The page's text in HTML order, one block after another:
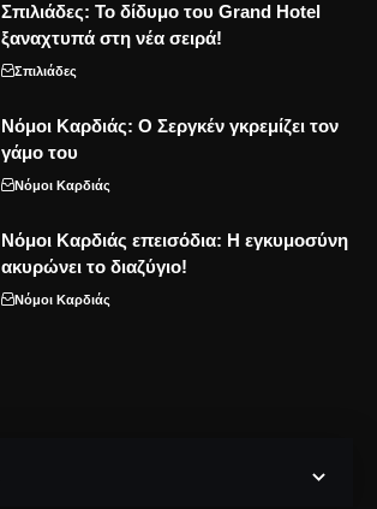
Σπιλιάδες: Το δίδυμο του Grand Hotel
ξαναχτυπά στη νέα σειρά!
Σπιλιάδες
Νόμοι Καρδιάς: Ο Σεργκέν γκρεμίζει τον
γάμο του
Νόμοι Καρδιάς
Νόμοι Καρδιάς επεισόδια: Η εγκυμοσύνη
ακυρώνει το διαζύγιο!
Νόμοι Καρδιάς